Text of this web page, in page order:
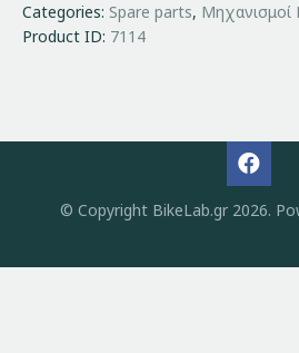
Categories: Spare parts, Μηχανισμοί
Product ID: 7114
© Copyright BikeLab.gr 2026.